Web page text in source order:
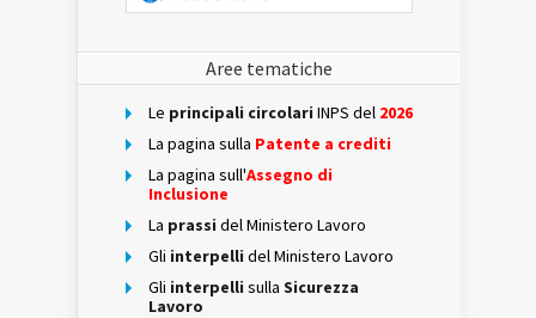
Aree tematiche
Le principali circolari INPS del 2026
La pagina sulla Patente a crediti
La pagina sull'Assegno di
Inclusione
La prassi del Ministero Lavoro
Gli interpelli del Ministero Lavoro
Gli interpelli sulla Sicurezza
Lavoro